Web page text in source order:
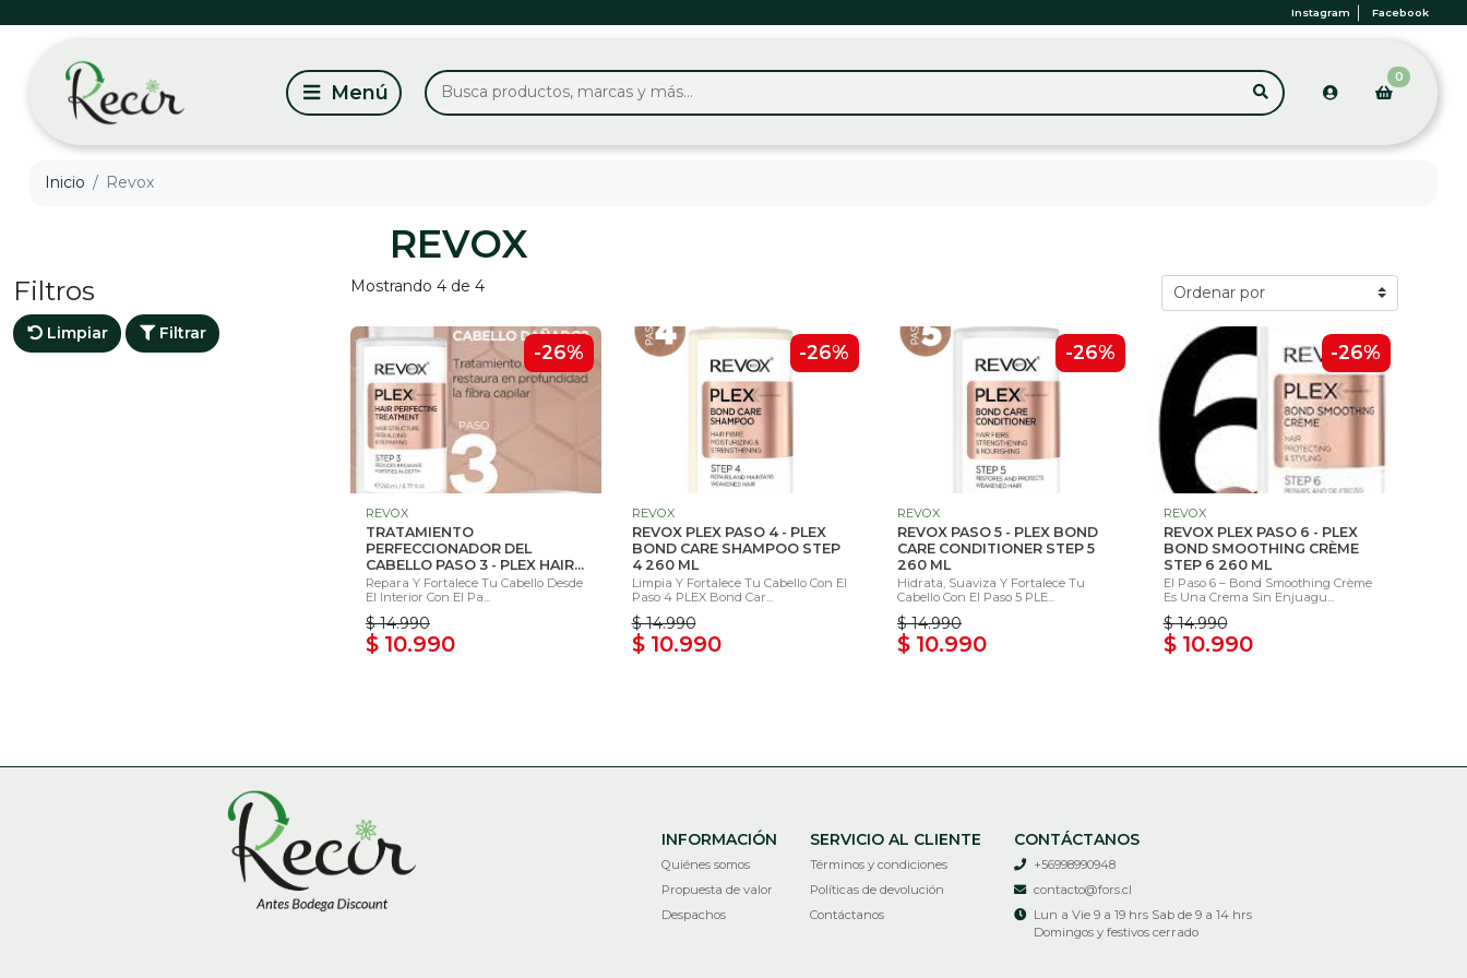
Instagram Facebook
0
Inicio Revox
REVOX
Filtros
Limpiar Filtrar
Mostrando 4 de 4
-26%
REVOX
TRATAMIENTO
PERFECCIONADOR DEL
CABELLO PASO 3 - PLEX HAIR...
Repara Y Fortalece Tu Cabello Desde
El Interior Con El Pa...
$ 14.990
$ 10.990
-26%
REVOX
REVOX PLEX PASO 4 - PLEX
BOND CARE SHAMPOO STEP
4 260 ML
Limpia Y Fortalece Tu Cabello Con El
Paso 4 PLEX Bond Car...
$ 14.990
$ 10.990
-26%
REVOX
REVOX PASO 5 - PLEX BOND
CARE CONDITIONER STEP 5
260 ML
Hidrata, Suaviza Y Fortalece Tu
Cabello Con El Paso 5 PLE...
$ 14.990
$ 10.990
-26%
REVOX
REVOX PLEX PASO 6 - PLEX
BOND SMOOTHING CRÈME
STEP 6 260 ML
El Paso 6 – Bond Smoothing Crème
Es Una Crema Sin Enjuagu...
$ 14.990
$ 10.990
INFORMACIÓN
Quiénes somos
Propuesta de valor
Despachos
SERVICIO AL CLIENTE
Términos y condiciones
Políticas de devolución
Contáctanos
CONTÁCTANOS
+56998990948
contacto@fors.cl
Lun a Vie 9 a 19 hrs Sab de 9 a 14 hrs
Domingos y festivos cerrado